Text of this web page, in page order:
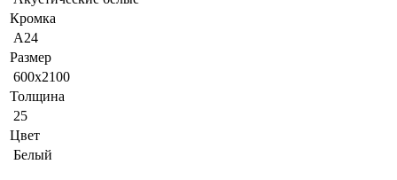
Кромка
A24
Размер
600x2100
Толщина
25
Цвет
Белый